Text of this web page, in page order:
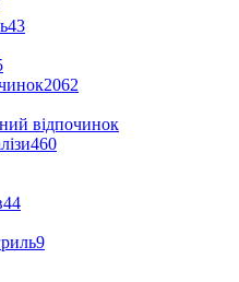
43
2062
відпочинок
460
44
9